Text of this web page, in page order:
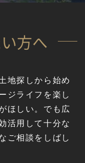
方へ
地探しから始め
ジライフを楽し
ほしい。でも広
活用して十分な
ご相談をしばし